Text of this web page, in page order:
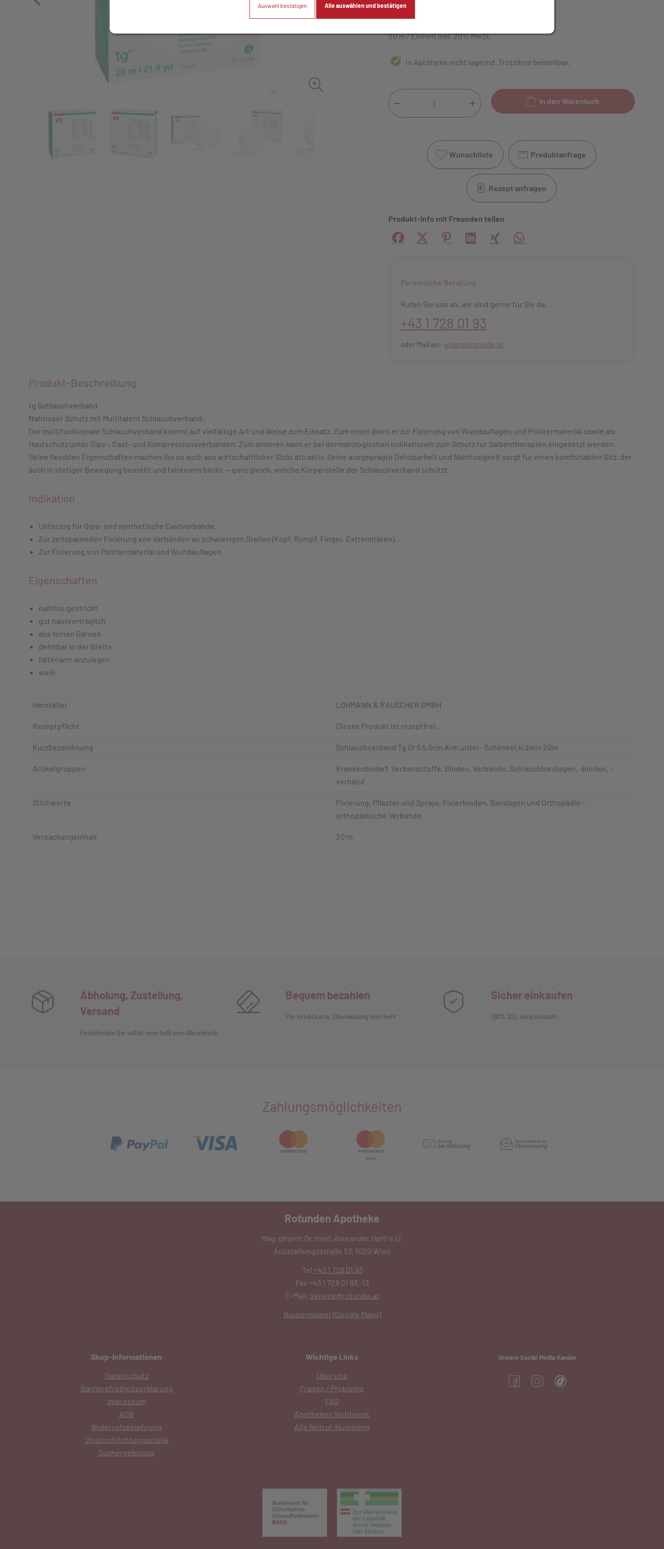
12,– EUR
20 m / Einheitinkl. 20% MwSt.
In Apotheke nicht lagernd. Trotzdem bestellbar.
In den Warenkorb
Wunschliste Produktanfrage
Rezept anfragen
Produkt-Info mit Freunden teilen
Facebook
X PinterestLinkedInXing WhatsApp
Persönliche Beratung
Rufen Sie uns an, wir sind gerne für Sie da.
+43 1 728 01 93
oder Mail an: orders@rotunde.at
Produkt-Beschreibung
tg Schlauchverband
Nahtloser Schutz mit Multitalent Schlauchverband:
Der multifunktionale Schlauchverband kommt auf vielfältige Art und Weise zum Einsatz. Zum einen dient er zur Fixierung von Wundauflagen und Polstermaterial sowie als
Hautschutz unter Gips-, Cast- und Kompressionsverbänden. Zum anderen kann er bei dermatologischen Indikationen zum Schutz für Salbentherapien eingesetzt werden.
Seine flexiblen Eigenschaften machen ihn so auch aus wirtschaftlicher Sicht attraktiv. Seine ausgeprägte Dehnbarkeit und Nahtlosigkeit sorgt für einen komfortablen Sitz, der
auch in stetiger Bewegung besteht und faltenarm bleibt -- ganz gleich, welche Körperstelle der Schlauchverband schützt.
Indikation
Unterzug für Gips- und synthetische Castverbände.
Zur zeitsparenden Fixierung von Verbänden an schwierigen Stellen (Kopf, Rumpf, Finger, Extremitäten).
Zur Fixierung von Polstermaterial und Wundauflagen.
Eigenschaften
nahtlos gestrickt
gut hautverträglich
aus feinen Garnen
dehnbar in der Breite
faltenarm anzulegen
weiß
Hersteller LOHMANN & RAUSCHER GMBH
Rezeptpflicht Dieses Produkt ist rezeptfrei.
Kurzbezeichnung Schlauchverband Tg Gr 5 5,5cm Arm,unter- Schenkel,ki.bein 20m
Artikelgruppen
Krankenbedarf, Verbandstoffe, Binden, Verbände, Schlauchbandagen, -binden, -
verband
Stichworte
Fixierung, Pflaster und Sprays, Fixierbinden, Bandagen und Orthopädie –
orthopädische Verbände
Verpackungsinhalt 20 m
Abholung, Zustellung,
Versand
Entscheiden Sie selbst innerhalb vom Warenkorb.
Bequem bezahlen
Per Kreditkarte, Überweisung und mehr
Sicher einkaufen
100% SSL verschlüsselt
Zahlungsmöglichkeiten
Rotunden Apotheke
Mag. pharm. Dr. med. Alexander Hartl e.U.
Ausstellungsstraße 53, 1020 Wien
Tel +43 1 728 01 93
Fax +43 1 728 01 93 -13
E-Mail: service@rotunde.at
Routenplaner (Google Maps)
Shop-Informationen
Datenschutz
Barrierefreiheitserklärung
Impressum
AGB
Widerrufsbelehrung
Streitschlichtungsstelle
Suchergebnisse
Wichtige Links
Über uns
Fragen / Probleme
FAQ
Apotheken Notdienst
Alle Notruf-Nummern
Unsere Social Media Kanäle
(öffnet in neuem Tab)
(öffnet in neuem Tab)
(öffnet in neuem Tab)
Auswahl bestätigen Alle auswählen und bestätigen